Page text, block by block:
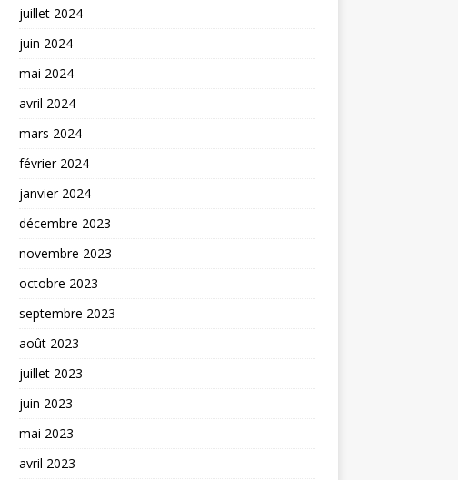
juillet 2024
juin 2024
mai 2024
avril 2024
mars 2024
février 2024
janvier 2024
décembre 2023
novembre 2023
octobre 2023
septembre 2023
août 2023
juillet 2023
juin 2023
mai 2023
avril 2023